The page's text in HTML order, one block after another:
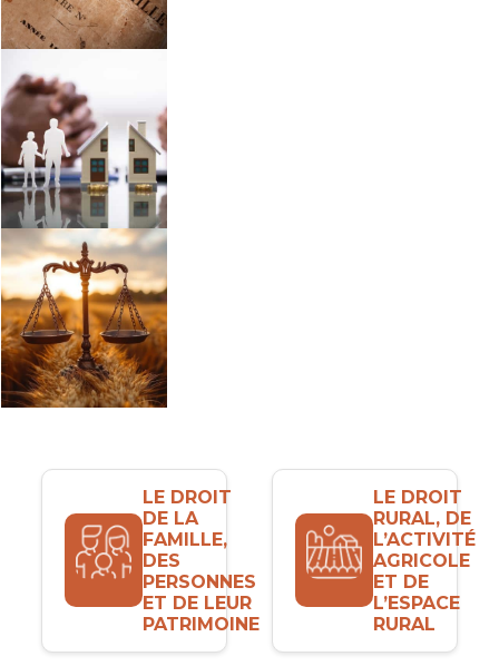
LE DROIT
DE LA
FAMILLE,
DES
PERSONNES
ET DE LEUR
PATRIMOINE
LE DROIT
RURAL, DE
L’ACTIVITÉ
AGRICOLE
ET DE
L’ESPACE
RURAL